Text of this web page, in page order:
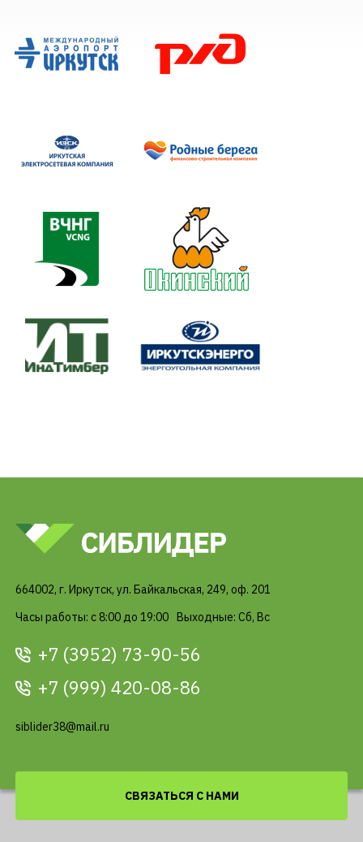
664002, г. Иркутск, ул. Байкальская, 249, оф. 201
Часы работы: c 8:00 до 19:00 Выходные: Сб, Вс
+7 (3952) 73-90-56
+7 (999) 420-08-86
siblider38@mail.ru
СВЯЗАТЬСЯ С НАМИ